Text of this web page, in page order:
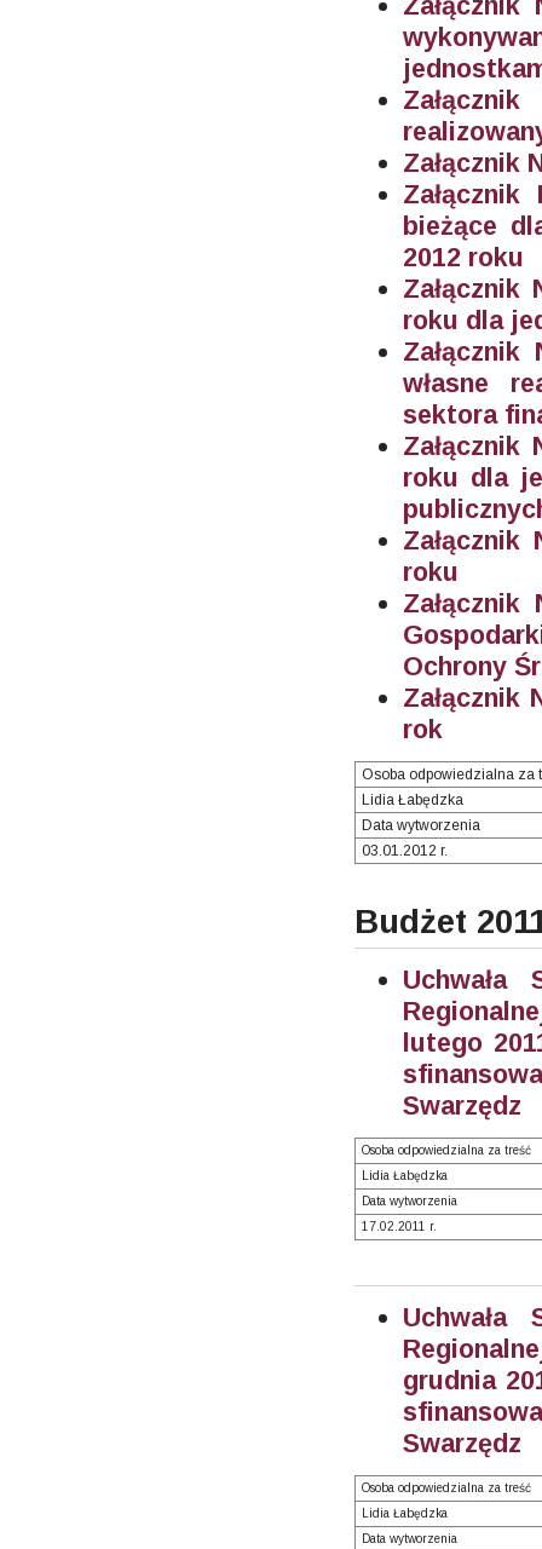
Załącznik
bieżące
2012 roku
roku dla
własne
sektora
roku dla
roku
Ochrony
Załącznik
rok
Osoba odpowiedzialna za
Lidia Łabędzka
Data wytworzenia
03.01.2012 r.
Budżet
Uchwała
lutego
Swarzędz
Osoba odpowiedzialna za treść
Lidia Łabędzka
Data wytworzenia
17.02.2011 r.
Uchwała
grudnia
Swarzędz
Osoba odpowiedzialna za treść
Lidia Łabędzka
Data wytworzenia